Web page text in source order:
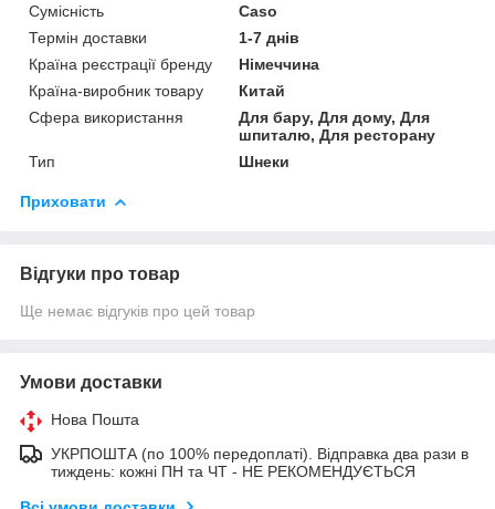
Сумісність
Caso
Термін доставки
1-7 днів
Країна реєстрації бренду
Німеччина
Країна-виробник товару
Китай
Сфера використання
Для бару, Для дому, Для
шпиталю, Для ресторану
Тип
Шнеки
Приховати
Відгуки про товар
Ще немає відгуків про цей товар
Умови доставки
Нова Пошта
УКРПОШТА (по 100% передоплаті). Відправка два рази в
тиждень: кожні ПН та ЧТ - НЕ РЕКОМЕНДУЄТЬСЯ